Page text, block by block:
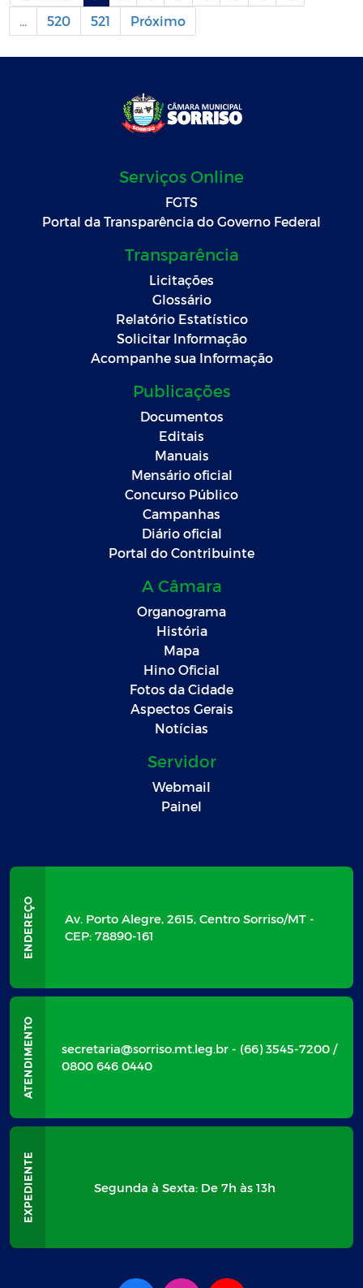
...
520 521 Próximo
Serviços Online
FGTS
Portal da Transparência do Governo Federal
Transparência
Licitações
Glossário
Relatório Estatístico
Solicitar Informação
Acompanhe sua Informação
Publicações
Documentos
Editais
Manuais
Mensário oficial
Concurso Público
Campanhas
Diário oficial
Portal do Contribuinte
A Câmara
Organograma
História
Mapa
Hino Oficial
Fotos da Cidade
Aspectos Gerais
Notícias
Servidor
Webmail
Painel
Av. Porto Alegre, 2615, Centro Sorriso/MT -
CEP: 78890-161
secretaria@sorriso.mt.leg.br - (66) 3545-7200 /
0800 646 0440
Segunda à Sexta: De 7h às 13h